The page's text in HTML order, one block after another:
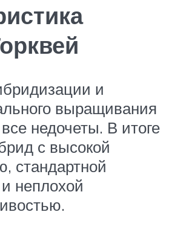
и
выращивания
недочеты. В итоге
с высокой
стандартной
неплохой